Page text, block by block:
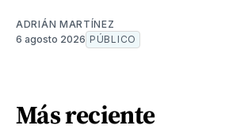
ADRIÁN MARTÍNEZ
6 agosto 2026 PÚBLICO
Más reciente